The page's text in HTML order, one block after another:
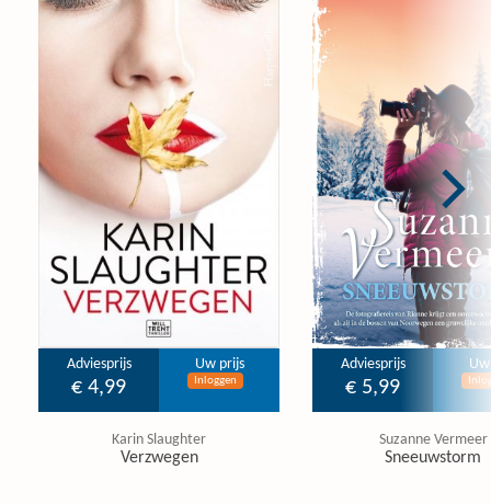
Adviesprijs
€ 4,99
Uw prijs
Inloggen
Karin Slaughter
Verzwegen
Adviesprijs
€ 5,99
Suzanne Vermeer
Sneeuwstorm